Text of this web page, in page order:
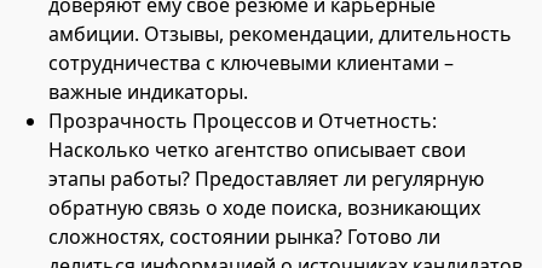
амбиции. Отзывы, рекомендации, длительность
сотрудничества с ключевыми клиентами –
важные индикаторы.
Прозрачность Процессов и Отчетность:
Насколько четко агентство описывает свои
этапы работы? Предоставляет ли регулярную
обратную связь о ходе поиска, возникающих
сложностях, состоянии рынка? Готово ли